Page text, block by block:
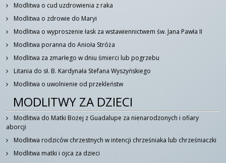
Modlitwa o cud uzdrowienia z raka
Modlitwa o zdrowie do Maryi
Modlitwa o wyproszenie łask za wstawiennictwem św. Jana Pawła II
Modlitwa poranna do Anioła Stróża
Modlitwa za zmarłego w dniu śmierci lub pogrzebu
Litania do sł. B. Kardynała Stefana Wyszyńskiego
Modlitwa o uwolnienie od przekleństw
MODLITWY ZA DZIECI
Modlitwa do Matki Bożej z Guadalupe za nienarodzonych i ofiary
aborcji
Modlitwa rodziców chrzestnych w intencji chrześniaka lub chrześniaczki
Modlitwa matki i ojca za dzieci